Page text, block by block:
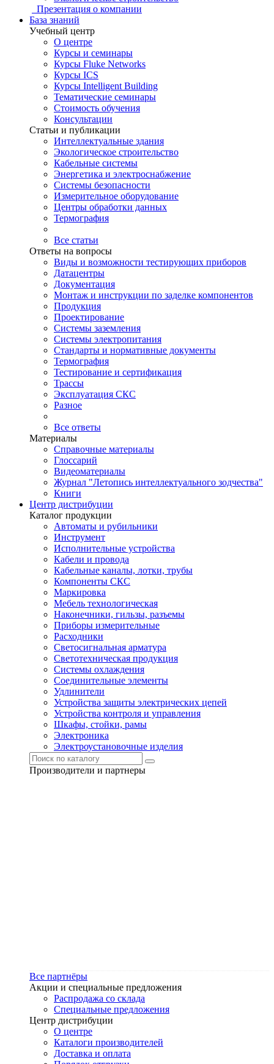
Презентация о компании
База знаний
Учебный центр
О центре
Курсы и семинары
Курсы Fluke Networks
Курсы ICS
Курсы Intelligent Building
Тематические семинары
Стоимость обучения
Консультации
Статьи и публикации
Интеллектуальные здания
Экологическое строительство
Кабельные системы
Энергетика и электроснабжение
Системы безопасности
Измерительное оборудование
Центры обработки данных
Термография
Все статьи
Ответы на вопросы
Виды и возможности тестирующих приборов
Датацентры
Документация
Монтаж и инструкции по заделке компонентов
Продукция
Проектирование
Системы заземления
Системы электропитания
Стандарты и нормативные документы
Термография
Тестирование и сертификация
Трассы
Эксплуатация СКС
Разное
Все ответы
Материалы
Справочные материалы
Глоссарий
Видеоматериалы
Журнал "Летопись интеллектуального зодчества"
Книги
Центр дистрибуции
Каталог продукции
Автоматы и рубильники
Инструмент
Исполнительные устройства
Кабели и провода
Кабельные каналы, лотки, трубы
Компоненты СКС
Маркировка
Мебель технологическая
Наконечники, гильзы, разъемы
Приборы измерительные
Расходники
Светосигнальная арматура
Светотехническая продукция
Системы охлаждения
Соединительные элементы
Удлинители
Устройства защиты электрических цепей
Устройства контроля и управления
Шкафы, стойки, рамы
Электроника
Электроустановочные изделия
Производители и партнеры
Все партнёры
Акции и специальные предложения
Распродажа со склада
Специальные предложения
Центр дистрибуции
О центре
Каталоги производителей
Доставка и оплата